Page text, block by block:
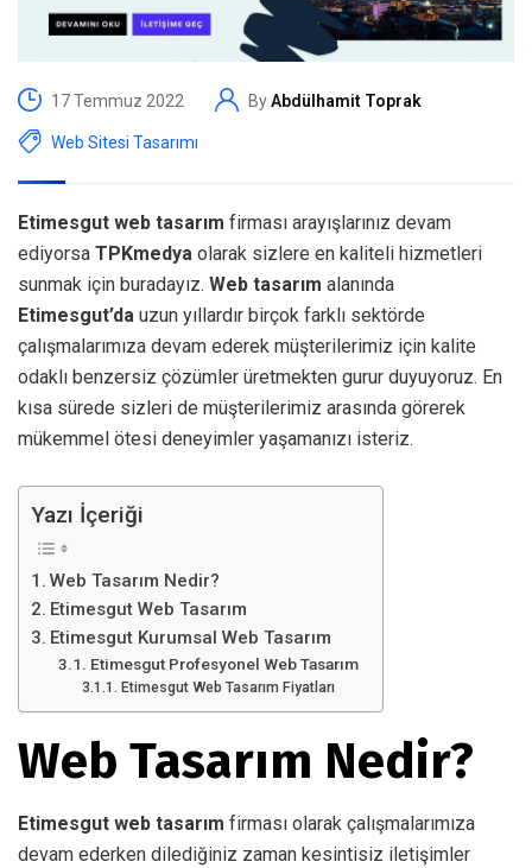
17 Temmuz 2022 ByAbdülhamit Toprak
Web Sitesi Tasarımı
Etimesgut web tasarım firması arayışlarınız devam
ediyorsa TPKmedya olarak sizlere en kaliteli hizmetleri
sunmak için buradayız. Web tasarım alanında
Etimesgut’da uzun yıllardır birçok farklı sektörde
çalışmalarımıza devam ederek müşterilerimiz için kalite
odaklı benzersiz çözümler üretmekten gurur duyuyoruz. En
kısa sürede sizleri de müşterilerimiz arasında görerek
mükemmel ötesi deneyimler yaşamanızı isteriz.
Yazı İçeriği
Web Tasarım Nedir?
Etimesgut Web Tasarım
Etimesgut Kurumsal Web Tasarım
Etimesgut Profesyonel Web Tasarım
Etimesgut Web Tasarım Fiyatları
Web Tasarım Nedir?
Etimesgut web tasarım firması olarak çalışmalarımıza
devam ederken dilediğiniz zaman kesintisiz iletişimler